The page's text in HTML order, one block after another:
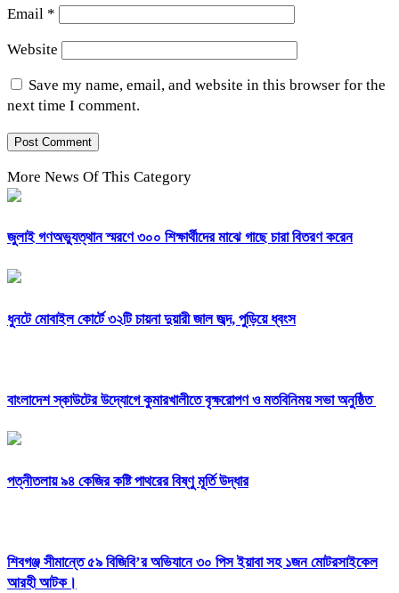
Email *
Website
Save my name, email, and website in this browser for the
next time I comment.
More News Of This Category
জুলাই গণঅভ্যুত্থান স্মরণে ৩০০ শিক্ষার্থীদের মাঝে গাছে চারা বিতরণ করেন
ধুনটে মোবাইল কোর্টে ৩২টি চায়না দুয়ারী জাল জব্দ, পুড়িয়ে ধ্বংস
বাংলাদেশ স্কাউটের উদ্যোগে কুমারখালীতে বৃক্ষরোপণ ও মতবিনিময় সভা অনুষ্ঠিত
পত্নীতলায় ৯৪ কেজির কষ্টি পাথরের বিষ্ণু মূর্তি উদ্ধার
শিবগঞ্জ সীমান্তে ৫৯ বিজিবি’র অভিযানে ৩০ পিস ইয়াবা সহ ১জন মোটরসাইকেল
আরহী আটক।